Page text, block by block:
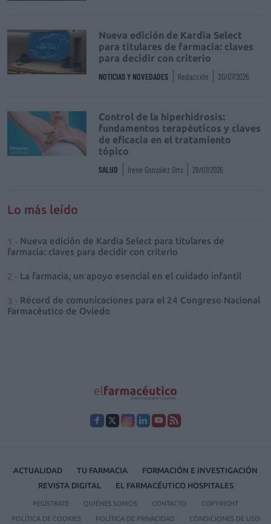
Nueva edición de Kardia Select
para titulares de farmacia: claves
para decidir con criterio
NOTICIAS Y NOVEDADES Redacción 30/07/2026
Control de la hiperhidrosis:
fundamentos terapéuticos y claves
de eficacia en el tratamiento
tópico
SALUD Irene González Orts 28/07/2026
Lo más leído
Nueva edición de Kardia Select para titulares de
farmacia: claves para decidir con criterio
La farmacia, un apoyo esencial en el cuidado infantil
Récord de comunicaciones para el 24 Congreso Nacional
Farmacéutico de Oviedo
ACTUALIDAD TU FARMACIA
FORMACIÓN E INVESTIGACIÓN
REVISTA DIGITAL
EL FARMACÉUTICO HOSPITALES
REGÍSTRATE QUIÉNES SOMOS CONTACTO COPYRIGHT
POLÍTICA DE COOKIES POLÍTICA DE PRIVACIDAD CONDICIONES DE USO